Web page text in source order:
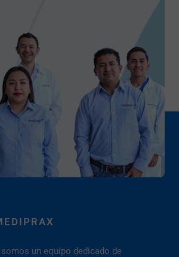
un equipo dedicado de